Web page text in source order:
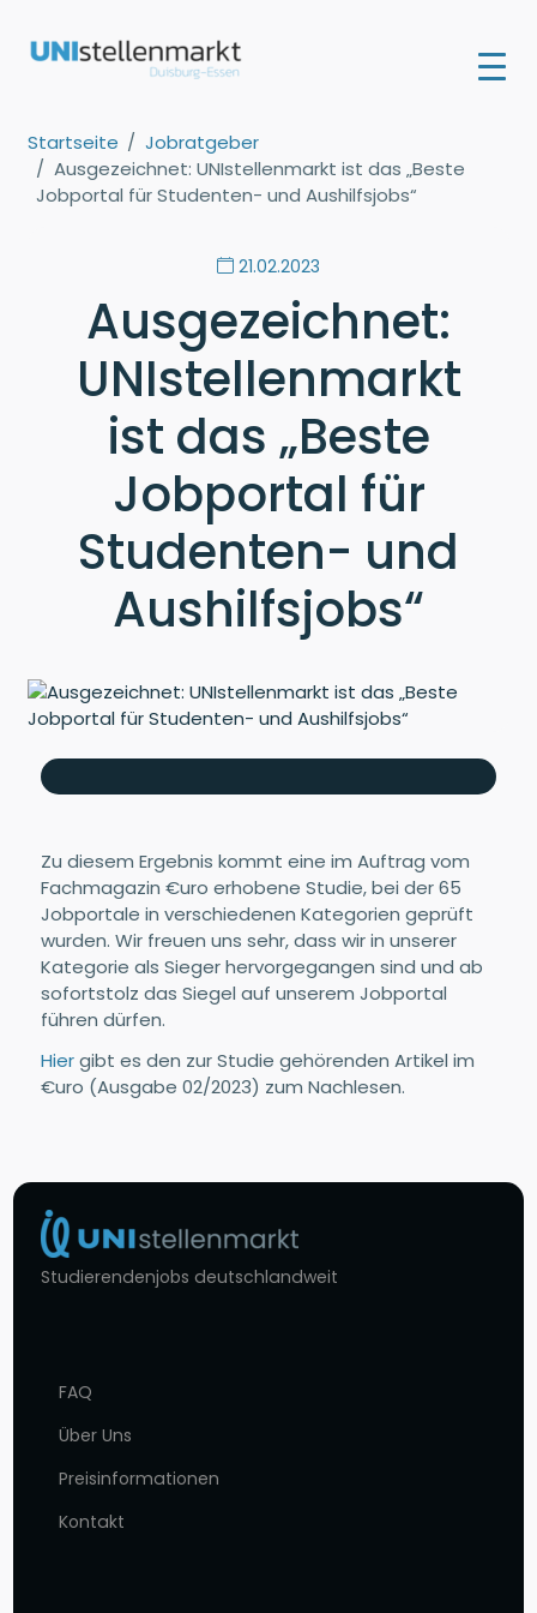
Startseite
Jobratgeber
Ausgezeichnet: UNIstellenmarkt ist das „Beste
Jobportal für Studenten- und Aushilfsjobs“
21.02.2023
Ausgezeichnet:
UNIstellenmarkt
ist das „Beste
Jobportal für
Studenten- und
Aushilfsjobs“
Zu diesem Ergebnis kommt eine im Auftrag vom
Fachmagazin €uro erhobene Studie, bei der 65
Jobportale in verschiedenen Kategorien geprüft
wurden. Wir freuen uns sehr, dass wir in unserer
Kategorie als Sieger hervorgegangen sind und ab
sofortstolz das Siegel auf unserem Jobportal
führen dürfen.
Hiergibt es den zur Studie gehörenden Artikel im
€uro (Ausgabe 02/2023) zum Nachlesen.
Studierendenjobs deutschlandweit
FAQ
Über Uns
Preisinformationen
Kontakt